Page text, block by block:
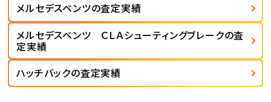
メルセデスベンツの査定実績
メルセデスベンツ ＣＬＡシューティングブレークの査
定実績
ハッチバックの査定実績